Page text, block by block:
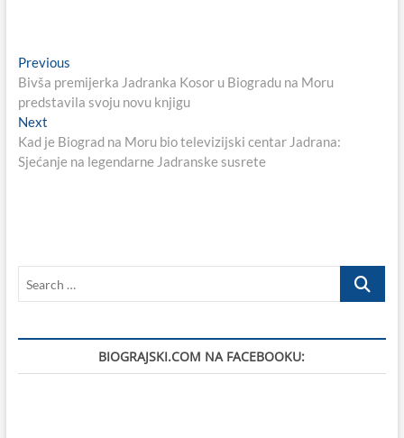
Navigacija
objava
PreviousPrevious
post:
Bivša premijerka Jadranka Kosor u Biogradu na Moru
predstavila svoju novu knjigu
NextNext
post:
Kad je Biograd na Moru bio televizijski centar Jadrana:
Sjećanje na legendarne Jadranske susrete
Search
BIOGRAJSKI.COM NA FACEBOOKU: